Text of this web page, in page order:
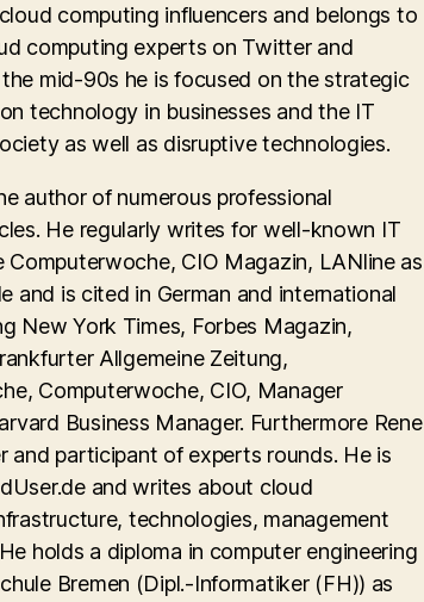
computing influencers and belongs to
computing experts on Twitter and
mid-90s he is focused on the strategic
technology in businesses and the IT
as well as disruptive technologies.
author of numerous professional
He regularly writes for well-known IT
Computerwoche, CIO Magazin, LANline as
and is cited in German and international
New York Times, Forbes Magazin,
Allgemeine Zeitung,
Computerwoche, CIO, Manager
Business Manager. Furthermore Rene
and participant of experts rounds. He is
and writes about cloud
technologies, management
holds a diploma in computer engineering
Bremen (Dipl.-Informatiker (FH)) as